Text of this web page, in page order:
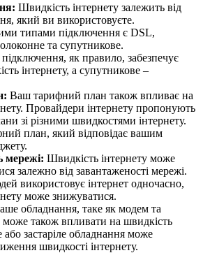
Швидкість інтернету залежить від
який ви використовуєте.
типами підключення є DSL,
та супутникове.
як правило, забезпечує
інтернету, а супутникове –
Ваш тарифний план також впливає на
Провайдери інтернету пропонують
зі різними швидкостями інтернету.
план, який відповідає вашим
мережі: Швидкість інтернету може
залежно від завантаженості мережі.
використовує інтернет одночасно,
може знижуватися.
обладнання, таке як модем та
також впливати на швидкість
або застаріле обладнання може
швидкості інтернету.